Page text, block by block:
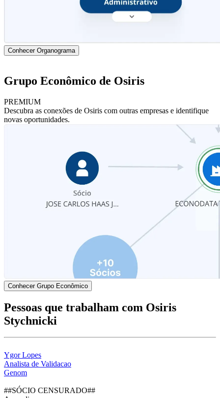
Conhecer Organograma
Grupo Econômico de Osiris
PREMIUM
Descubra as conexões de Osiris com outras empresas e identifique
novas oportunidades.
Conhecer Grupo Econômico
Pessoas que trabalham com Osiris
Stychnicki
Ygor Lopes
Analista de Validacao
Genom
##SÓCIO CENSURADO##